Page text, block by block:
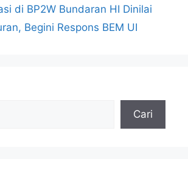
di BP2W Bundaran HI Dinilai
Begini Respons BEM UI
Cari